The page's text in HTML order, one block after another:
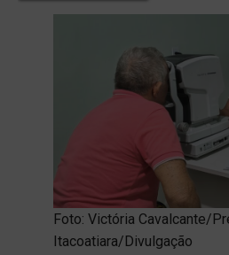
Foto: Victória Cavalcante/
Itacoatiara/Divulgação